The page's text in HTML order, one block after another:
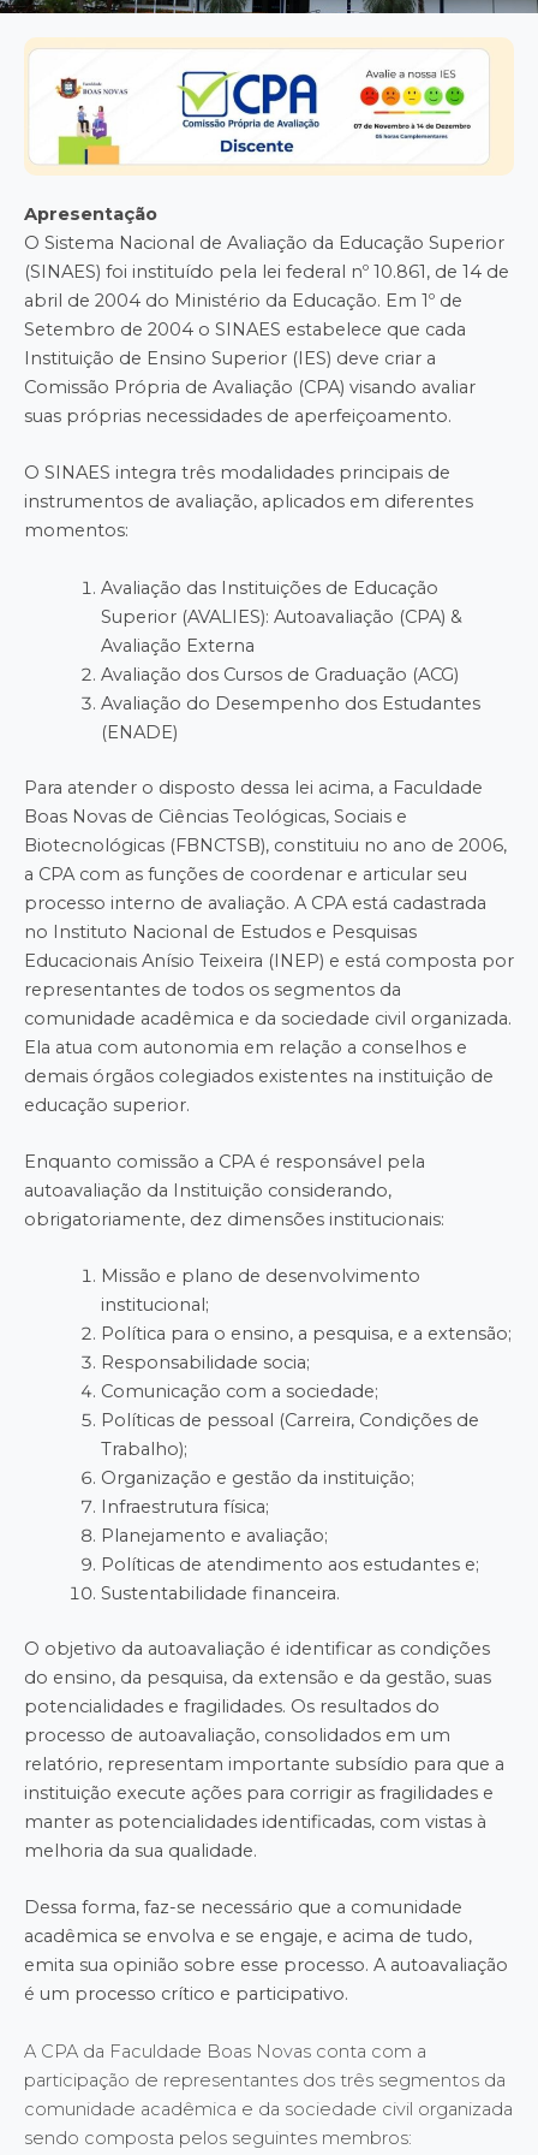
Apresentação
O Sistema Nacional de Avaliação da Educação Superior
(SINAES) foi instituído pela lei federal nº 10.861, de 14 de
abril de 2004 do Ministério da Educação. Em 1º de
Setembro de 2004 o SINAES estabelece que cada
Instituição de Ensino Superior (IES) deve criar a
Comissão Própria de Avaliação (CPA) visando avaliar
suas próprias necessidades de aperfeiçoamento.
O SINAES integra três modalidades principais de
instrumentos de avaliação, aplicados em diferentes
momentos:
Avaliação das Instituições de Educação
Superior (AVALIES): Autoavaliação (CPA) &
Avaliação Externa
Avaliação dos Cursos de Graduação (ACG)
Avaliação do Desempenho dos Estudantes
(ENADE)
Para atender o disposto dessa lei acima, a Faculdade
Boas Novas de Ciências Teológicas, Sociais e
Biotecnológicas (FBNCTSB), constituiu no ano de 2006,
a CPA com as funções de coordenar e articular seu
processo interno de avaliação. A CPA está cadastrada
no Instituto Nacional de Estudos e Pesquisas
Educacionais Anísio Teixeira (INEP) e está composta por
representantes de todos os segmentos da
comunidade acadêmica e da sociedade civil organizada.
Ela atua com autonomia em relação a conselhos e
demais órgãos colegiados existentes na instituição de
educação superior.
Enquanto comissão a CPA é responsável pela
autoavaliação da Instituição considerando,
obrigatoriamente, dez dimensões institucionais:
Missão e plano de desenvolvimento
institucional;
Política para o ensino, a pesquisa, e a extensão;
Responsabilidade socia;
Comunicação com a sociedade;
Políticas de pessoal (Carreira, Condições de
Trabalho);
Organização e gestão da instituição;
Infraestrutura física;
Planejamento e avaliação;
Políticas de atendimento aos estudantes e;
Sustentabilidade financeira.
O objetivo da autoavaliação é identificar as condições
do ensino, da pesquisa, da extensão e da gestão, suas
potencialidades e fragilidades. Os resultados do
processo de autoavaliação, consolidados em um
relatório, representam importante subsídio para que a
instituição execute ações para corrigir as fragilidades e
manter as potencialidades identificadas, com vistas à
melhoria da sua qualidade.
Dessa forma, faz-se necessário que a comunidade
acadêmica se envolva e se engaje, e acima de tudo,
emita sua opinião sobre esse processo. A autoavaliação
é um processo crítico e participativo.
A CPA da Faculdade Boas Novas conta com a
participação de representantes dos três segmentos da
comunidade acadêmica e da sociedade civil organizada
sendo composta pelos seguintes membros: